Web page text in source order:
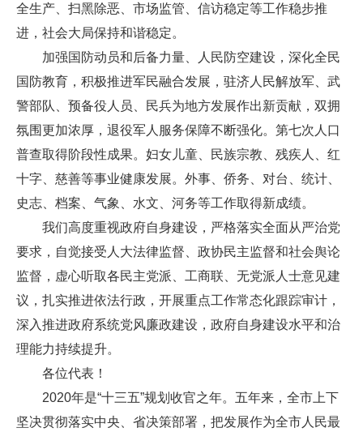
全生产、扫黑除恶、市场监管、信访稳定等工作稳步推
进，社会大局保持和谐稳定。
加强国防动员和后备力量、人民防空建设，深化全民
国防教育，积极推进军民融合发展，驻济人民解放军、武
警部队、预备役人员、民兵为地方发展作出新贡献，双拥
氛围更加浓厚，退役军人服务保障不断强化。第七次人口
普查取得阶段性成果。妇女儿童、民族宗教、残疾人、红
十字、慈善等事业健康发展。外事、侨务、对台、统计、
史志、档案、气象、水文、河务等工作取得新成绩。
我们高度重视政府自身建设，严格落实全面从严治党
要求，自觉接受人大法律监督、政协民主监督和社会舆论
监督，虚心听取各民主党派、工商联、无党派人士意见建
议，扎实推进依法行政，开展重点工作常态化跟踪审计，
深入推进政府系统党风廉政建设，政府自身建设水平和治
理能力持续提升。
各位代表！
2020年是“十三五”规划收官之年。五年来，全市上下
坚决贯彻落实中央、省决策部署，把发展作为全市人民最